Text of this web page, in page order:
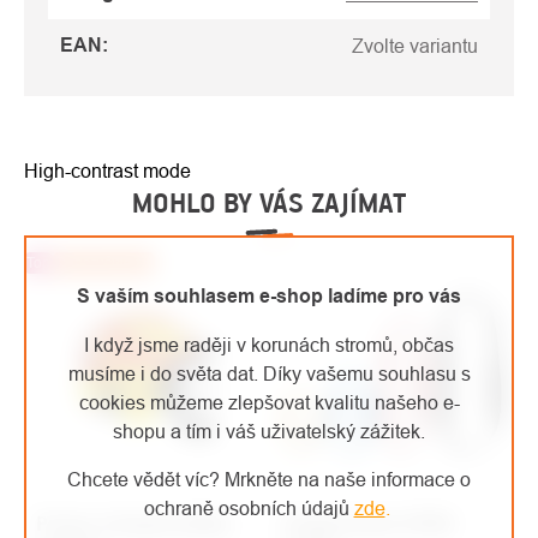
S vaším souhlasem e-shop ladíme pro vás
I když jsme raději v korunách stromů, občas
musíme i do světa dat. Díky vašemu souhlasu s
cookies můžeme zlepšovat kvalitu našeho e-
shopu a tím i váš uživatelský zážitek.
Chcete vědět víc? Mrkněte na naše informace o
ochraně osobních údajů zde.
EAN : Zvolte variantu
High-contrast mode
MOHLO BY VÁS ZAJÍMAT
Protos Integral přilba
Singing Rock OPEN